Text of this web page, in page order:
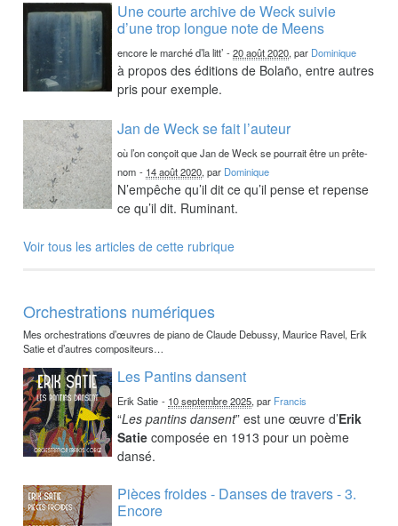
Une courte archive de Weck suivie
d’une trop longue note de Meens
encore le marché d’la litt’ -20 août 2020, par Dominique
à propos des éditions de Bolaño, entre autres
pris pour exemple.
Jan de Weck se fait l’auteur
où l’on conçoit que Jan de Weck se pourrait être un prête-
nom - 14 août 2020, par Dominique
N’empêche qu’il dit ce qu’il pense et repense
ce qu’il dit. Ruminant.
Voir tous les articles de cette rubrique
Orchestrations numériques
Mes orchestrations d’œuvres de piano de Claude Debussy, Maurice Ravel, Erik
Satie et d’autres compositeurs…
Les Pantins dansent
Erik Satie - 10 septembre 2025, par Francis
“Les pantins dansent” est une œuvre d’Erik
Satie composée en 1913 pour un poème
dansé.
Pièces froides - Danses de travers - 3.
Encore